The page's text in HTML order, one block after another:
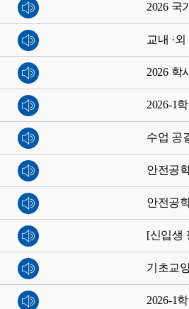
2026 국
교내 ·
2026 학
2026-1
수업 공
안전공
안전공
[신입생
기초교
2026-1